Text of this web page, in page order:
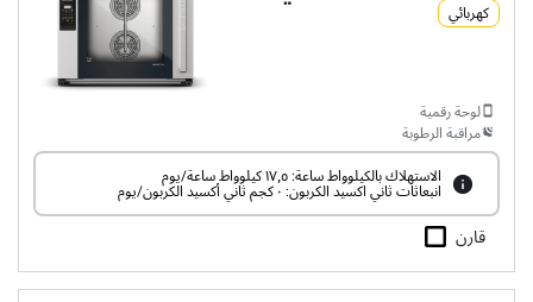
كهربائي
لوحة رقمية
مراقبة الرطوبة
الاستهلاك بالكيلوواط ساعة: ١٧٫٥ كيلوواط ساعة/يوم
انبعاثات ثاني اكسيد الكربون: ٠ كجم ثاني أكسيد الكربون/يوم
قارن